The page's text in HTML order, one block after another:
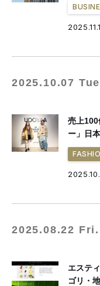
2025.10.07
売上
ー」日
2025.08.22 Fri.
エステ
ゴリ・